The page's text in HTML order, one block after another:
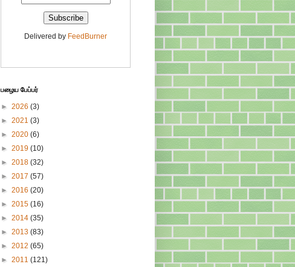
Delivered by FeedBurner
பழைய பேப்பர்
► 2026 (3)
► 2021 (3)
► 2020 (6)
► 2019 (10)
► 2018 (32)
► 2017 (57)
► 2016 (20)
► 2015 (16)
► 2014 (35)
► 2013 (83)
► 2012 (65)
► 2011 (121)